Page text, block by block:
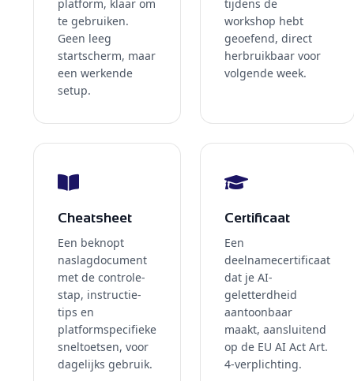
platform, klaar om
te gebruiken.
Geen leeg
startscherm, maar
een werkende
setup.
tijdens de
workshop hebt
geoefend, direct
herbruikbaar voor
volgende week.
Cheatsheet
Een beknopt
naslagdocument
met de controle-
stap, instructie-
tips en
platformspecifieke
sneltoetsen, voor
dagelijks gebruik.
Certificaat
Een
deelnamecertificaat
dat je AI-
geletterdheid
aantoonbaar
maakt, aansluitend
op de EU AI Act Art.
4-verplichting.